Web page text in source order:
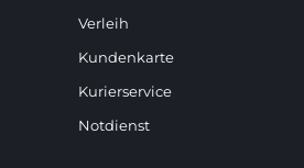
Verleih
Kundenkarte
Kurierservice
Notdienst